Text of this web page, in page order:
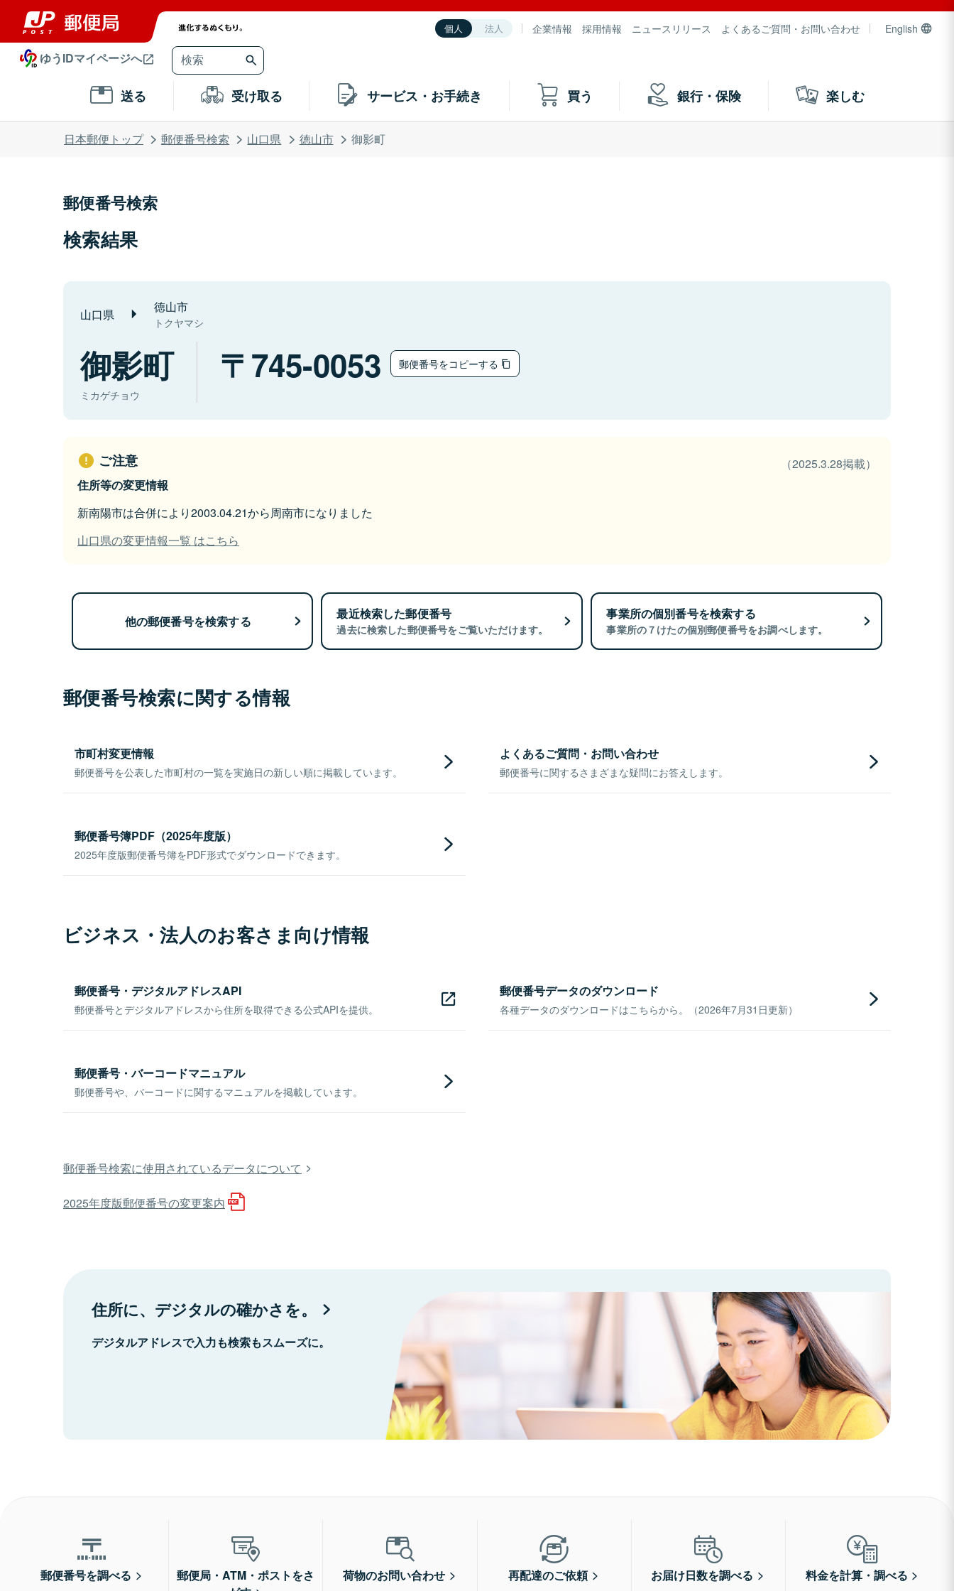
個人 法人 企業情報 採用情報 ニュースリリース よくあるご質問・お問い合わせ English
ゆうIDマイページへ
送る 受け取る サービス・お手続き 買う 銀行・保険 楽しむ
日本郵便トップ 郵便番号検索 山口県 徳山市 御影町
郵便番号検索
検索結果
山口県 徳山市
トクヤマシ
御影町
ミカゲチョウ
745-0053 郵便番号をコピーする
ご注意
（2025.3.28掲載）
住所等の変更情報
新南陽市は合併により2003.04.21から周南市になりました
山口県の変更情報一覧 はこちら
他の郵便番号を検索する 最近検索した郵便番号
過去に検索した郵便番号をご覧いただけます。
事業所の個別番号を検索する
事業所の７けたの個別郵便番号をお調べします。
郵便番号検索に関する情報
市町村変更情報
郵便番号を公表した市町村の一覧を実施日の新しい順に掲載しています。
よくあるご質問・お問い合わせ
郵便番号に関するさまざまな疑問にお答えします。
郵便番号簿PDF（2025年度版）
2025年度版郵便番号簿をPDF形式でダウンロードできます。
ビジネス・法人のお客さま向け情報
郵便番号・デジタルアドレスAPI
郵便番号とデジタルアドレスから住所を取得できる公式APIを提供。
郵便番号データのダウンロード
各種データのダウンロードはこちらから。（2026年7月31日更新）
郵便番号・バーコードマニュアル
郵便番号や、バーコードに関するマニュアルを掲載しています。
郵便番号検索に使用されているデータについて
2025年度版郵便番号の変更案内
住所に、デジタルの確かさを。
デジタルアドレスで入力も検索もスムーズに。
郵便番号を調べる
郵便局・ATM・ポストをさ
荷物のお問い合わせ 再配達のご依頼 お届け日数を調べる 料金を計算・調べる